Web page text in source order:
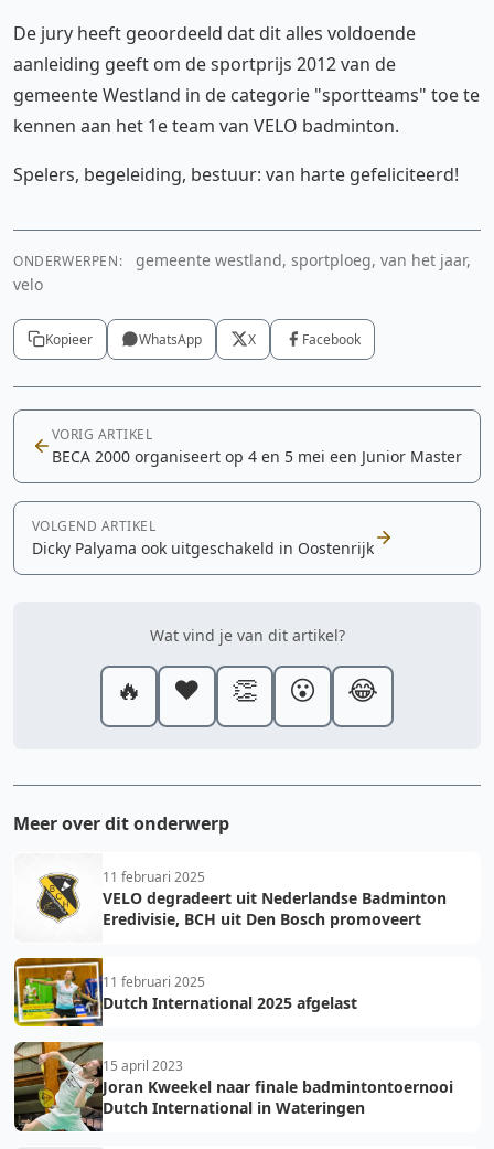
De jury heeft geoordeeld dat dit alles voldoende
aanleiding geeft om de sportprijs 2012 van de
gemeente Westland in de categorie "sportteams" toe te
kennen aan het 1e team van VELO badminton.
Spelers, begeleiding, bestuur: van harte gefeliciteerd!
ONDERWERPEN:
gemeente westland, sportploeg, van het jaar,
velo
Kopieer WhatsApp X Facebook
VORIG ARTIKEL
BECA 2000 organiseert op 4 en 5 mei een Junior Master
VOLGEND ARTIKEL
Dicky Palyama ook uitgeschakeld in Oostenrijk
Wat vind je van dit artikel?
🔥 ❤️ 👏 😮 😂
Meer over dit onderwerp
11 februari 2025
VELO degradeert uit Nederlandse Badminton
Eredivisie, BCH uit Den Bosch promoveert
11 februari 2025
Dutch International 2025 afgelast
15 april 2023
Joran Kweekel naar finale badmintontoernooi
Dutch International in Wateringen